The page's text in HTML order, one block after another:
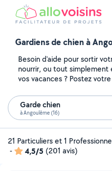
Gardiens de chien à
Besoin d'aide pour sortir
nourrir, ou tout simplement
vos vacances ? Postez
Garde chien
à Angoulême (16)
21 Particuliers et 1
-
4,5/5 (201 avis)